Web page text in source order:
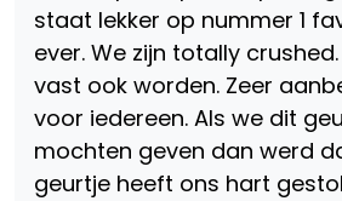
staat lekker op nummer 1
ever. We zijn totally
vast ook worden. Zeer
voor iedereen. Als we dit
mochten geven dan werd
geurtje heeft ons hart